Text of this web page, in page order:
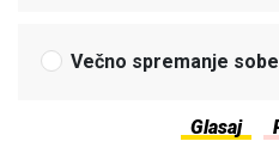
Večno spremanje sobe